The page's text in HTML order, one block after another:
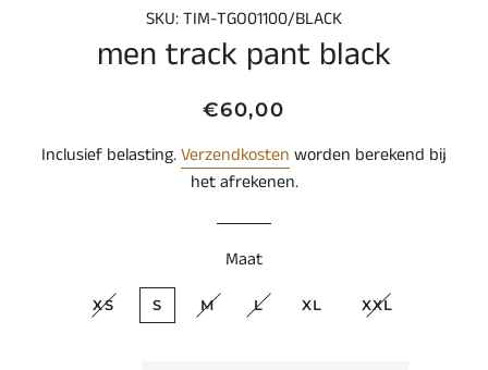
SKU: TIM-TGO01100/BLACK
men track pant black
Normale
Aanbiedingsprijs
€60,00
Inclusief belasting.Verzendkosten worden berekend bij
het afrekenen.
Maat
XS S M L XL XXL